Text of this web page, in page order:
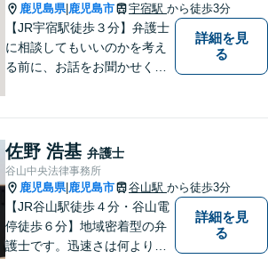
鹿児島県| 鹿児島市 宇宿駅 から徒歩3分
【JR宇宿駅徒歩３分】弁護士
に相談してもいいのかを考え
る前に、お話をお聞かせくだ
をご提案いたします。
詳細を見
る
佐野 浩基 弁護士
谷山中央法律事務所
鹿児島県| 鹿児島市 谷山駅 から徒歩3分
【JR谷山駅徒歩４分・谷山電
停徒歩６分】地域密着型の弁
護士です。迅速さは何よりの
詳細を見
る